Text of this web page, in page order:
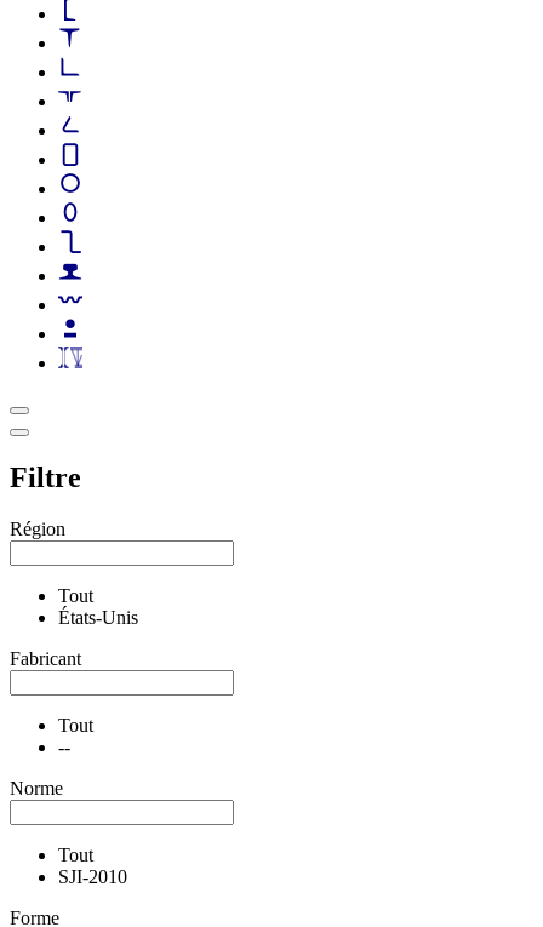
Filtre
Région
Tout
États-Unis
Fabricant
Tout
--
Norme
Tout
SJI-2010
Forme